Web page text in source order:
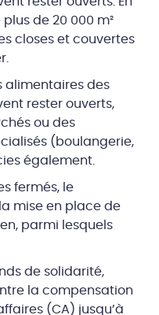
de 20 000 m²
closes et couvertes
alimentaires des
rester ouverts,
ou des
(boulangerie,
également.
fermés, le
mise en place de
parmi lesquels
de solidarité,
la compensation
(CA) jusqu’à